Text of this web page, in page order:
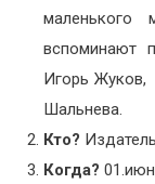
маленького
вспоминают
Игорь
Шальнева.
Кто?
Когда?